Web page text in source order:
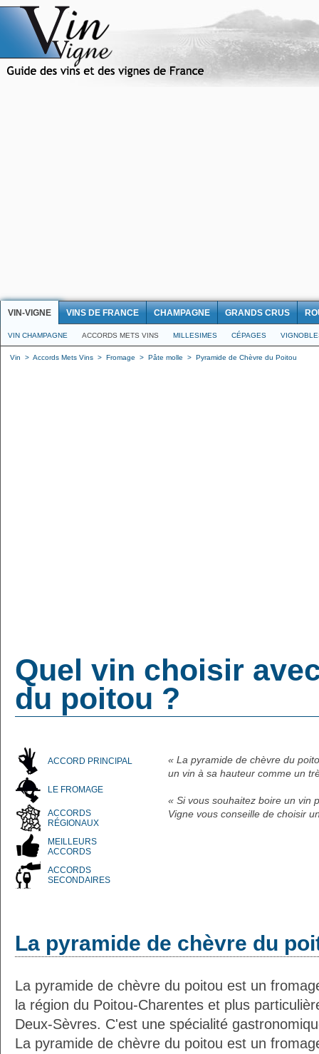
VIN-VIGNE VINS DE FRANCE CHAMPAGNE GRANDS CRUS
VIN CHAMPAGNE ACCORDS METS VINS MILLESIMES CÉPAGES
Vin > Accords Mets Vins > Fromage > Pâte molle > Pyramide de Chèvre du Poitou
Quel vin choisir
du poitou ?
ACCORD PRINCIPAL
LE FROMAGE
ACCORDS
RÉGIONAUX
MEILLEURS
ACCORDS
ACCORDS
SECONDAIRES
« La pyramide de chèvre du
un vin à sa hauteur comme un
« Si vous souhaitez boire un vin
Vigne vous conseille de choisir
La pyramide de chèvre du
La pyramide de chèvre du poitou est un
la région du Poitou-Charentes et plus
Deux-Sèvres. C'est une spécialité
La pyramide de chèvre du poitou est un